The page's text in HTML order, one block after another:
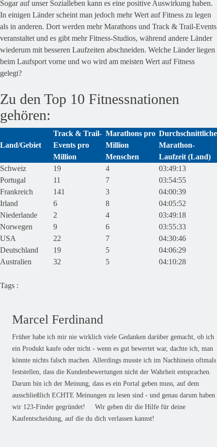
Sogar auf unser Sozialleben kann es eine positive Auswirkung haben.
In einigen Länder scheint man jedoch mehr Wert auf Fitness zu legen
als in anderen. Dort werden mehr Marathons und Track & Trail-Events
veranstaltet und es gibt mehr Fitness-Studios, während andere Länder
wiederum mit besseren Laufzeiten abschneiden. Welche Länder liegen
beim Laufsport vorne und wo wird am meisten Wert auf Fitness
gelegt?
Zu den Top 10 Fitnessnationen
gehören:
Land/Gebiet
Track & Trail-
Events pro
Million
Marathons pro
Million
Menschen
Durchschnittliche
Marathon-
Laufzeit (Land)
Schweiz
19 4
03:49:13
Portugal
11 7
03:54:55
Frankreich
141 3
04:00:39
Irland
6 8
04:05:52
Niederlande
2 4
03:49:18
Norwegen
9 6
03:55:33
USA
22 7
04:30:46
Deutschland
19 5
04:06:29
Australien
32 5 04:10:28
Tags :
Marcel Ferdinand
Früher habe ich mir nie wirklich viele Gedanken darüber gemacht, ob ich
ein Produkt kaufe oder nicht - wenn es gut bewertet war, dachte ich, man
könnte nichts falsch machen. Allerdings musste ich im Nachhinein oftmals
feststellen, dass die Kundenbewertungen nicht der Wahrheit entsprachen.
Darum bin ich der Meinung, dass es ein Portal geben muss, auf dem
ausschließlich ECHTE Meinungen zu lesen sind - und genau darum haben
wir 123-Finder gegründet! Wir geben dir die Hilfe für deine
Kaufentscheidung, auf die du dich verlassen kannst!